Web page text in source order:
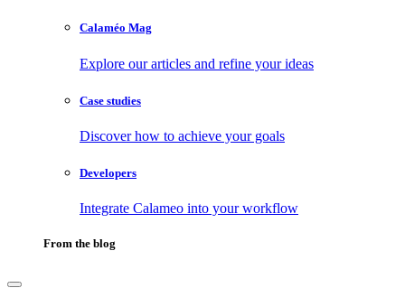
Calaméo Mag
Explore our articles and refine your ideas
Case studies
Discover how to achieve your goals
Developers
Integrate Calameo into your workflow
From the blog